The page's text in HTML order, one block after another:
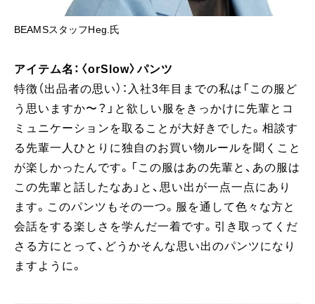
BEAMSスタッフHeg.氏
アイテム名：〈orSlow〉パンツ
特徴（出品者の思い）：入社3年目までの私は「この服ど
う思いますか〜？」と欲しい服をきっかけに先輩とコ
ミュニケーションを取ることが大好きでした。相談す
る先輩一人ひとりに独自のお買い物ルールを聞くこと
が楽しかったんです。「この服はあの先輩と、あの服は
この先輩と話したなあ」と、思い出が一点一点にあり
ます。このパンツもその一つ。服を通して色々な方と
会話をする楽しさを学んだ一着です。引き取ってくだ
さる方にとって、どうかそんな思い出のパンツになり
ますように。